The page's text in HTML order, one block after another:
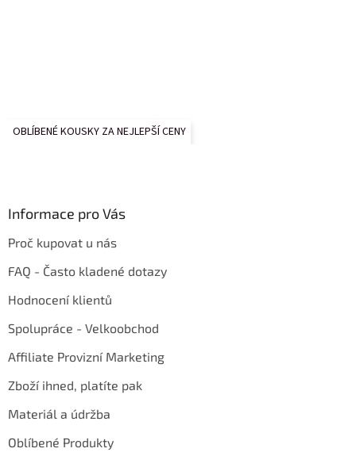
OBLÍBENÉ KOUSKY ZA NEJLEPŠÍ CENY
Informace pro Vás
Proč kupovat u nás
FAQ - Často kladené dotazy
Hodnocení klientů
Spolupráce - Velkoobchod
Affiliate Provizní Marketing
Zboží ihned, platíte pak
Materiál a údržba
Oblíbené Produkty